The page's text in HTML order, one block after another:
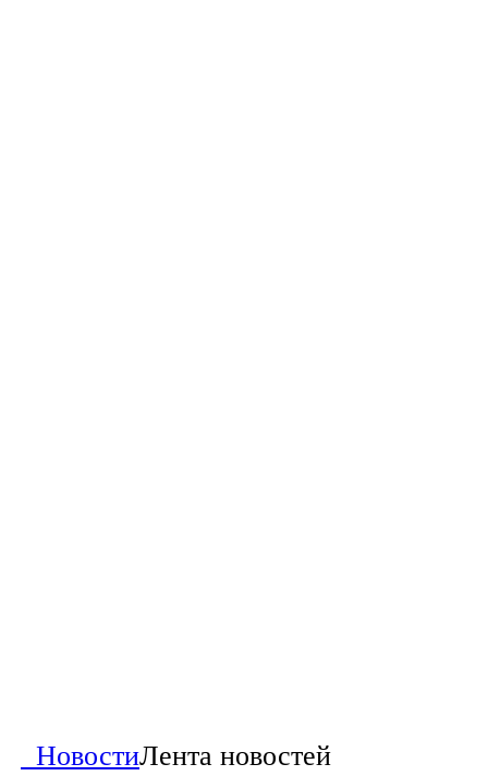
НовостиЛента новостей